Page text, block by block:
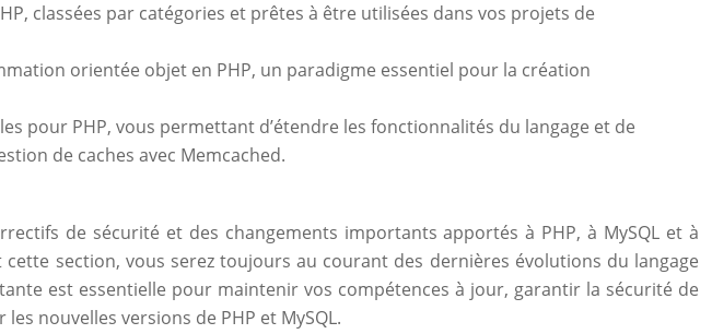
classées par catégories et prêtes à être utilisées dans vos projets de
orientée objet en PHP, un paradigme essentiel pour la création
pour PHP, vous permettant d’étendre les fonctionnalités du langage et de
de caches avec Memcached.
de sécurité et des changements importants apportés à PHP, à MySQL et à
section, vous serez toujours au courant des dernières évolutions du langage
est essentielle pour maintenir vos compétences à jour, garantir la sécurité de
nouvelles versions de PHP et MySQL.